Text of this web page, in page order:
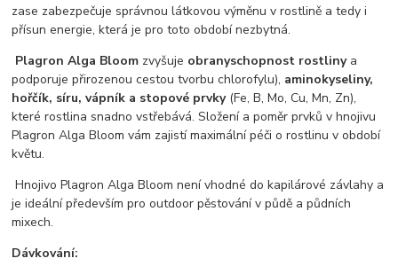
zase zabezpečuje správnou látkovou výměnu v rostlině a tedy i
přísun energie, která je pro toto období nezbytná.
Plagron Alga Bloom zvyšuje obranyschopnost rostlinya
podporuje přirozenou cestou tvorbu chlorofylu), aminokyseliny,
hořčík, síru, vápník a stopové prvky(Fe, B, Mo, Cu, Mn, Zn),
které rostlina snadno vstřebává. Složení a poměr prvků v hnojivu
Plagron Alga Bloom vám zajistí maximální péči o rostlinu v období
květu.
Hnojivo Plagron Alga Bloom není vhodné do kapilárové závlahy a
je ideální především pro outdoor pěstování v půdě a půdních
mixech.
Dávkování: